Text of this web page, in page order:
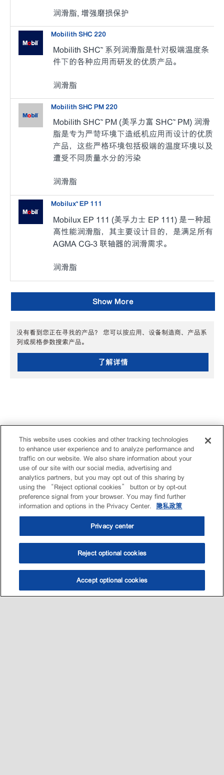
选油助手 查找门店
润滑脂, 增强磨损保护
Mobilith SHC 220
Mobilith SHC™ 系列润滑脂是针对极端温度条
件下的各种应用而研发的优质产品。
润滑脂
Mobilith SHC PM 220
Mobilith SHC™ PM (美孚力富 SHC™ PM) 润滑
脂是专为严苛环境下造纸机应用而设计的优质
产品，这些严格环境包括极端的温度环境以及
遭受不同质量水分的污染
润滑脂
Mobilux™ EP 111
Mobilux EP 111 (美孚力士 EP 111) 是一种超
高性能润滑脂，其主要设计目的，是满足所有
AGMA CG-3 联轴器的润滑需求。
润滑脂
Show More
没有看到您正在寻找的产品？ 您可以按应用、设备制造商、产品系
列或规格参数搜索产品。
了解详情
This website uses cookies and other tracking technologies
to enhance user experience and to analyze performance and
traffic on our website. We also share information about your
use of our site with our social media, advertising and
analytics partners, but you may opt out of this sharing by
using the “Reject optional cookies” button or by opt-out
preference signal from your browser. You may find further
information and options in the Privacy Center.
隐私政策
Privacy center
Reject optional cookies
Accept optional cookies